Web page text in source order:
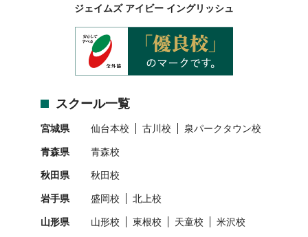
ジェイムズ アイビー イングリッシュ
スクール一覧
宮城県 仙台本校 古川校 泉パークタウン校
青森県 青森校
秋田県 秋田校
岩手県 盛岡校 北上校
山形県 山形校 東根校 天童校 米沢校